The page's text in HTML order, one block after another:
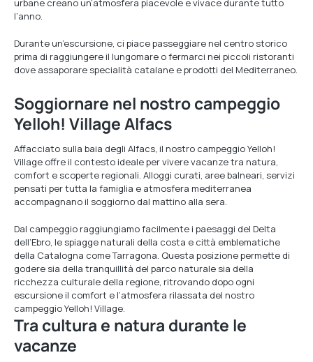
urbane creano un’atmosfera piacevole e vivace durante tutto
l’anno.
Durante un’escursione, ci piace passeggiare nel centro storico
prima di raggiungere il lungomare o fermarci nei piccoli ristoranti
dove assaporare specialità catalane e prodotti del Mediterraneo.
Soggiornare nel nostro campeggio
Yelloh! Village Alfacs
Affacciato sulla baia degli Alfacs, il nostro campeggio Yelloh!
Village offre il contesto ideale per vivere vacanze tra natura,
comfort e scoperte regionali. Alloggi curati, aree balneari, servizi
pensati per tutta la famiglia e atmosfera mediterranea
accompagnano il soggiorno dal mattino alla sera.
Dal campeggio raggiungiamo facilmente i paesaggi del Delta
dell’Ebro, le spiagge naturali della costa e città emblematiche
della Catalogna come Tarragona. Questa posizione permette di
godere sia della tranquillità del parco naturale sia della
ricchezza culturale della regione, ritrovando dopo ogni
escursione il comfort e l’atmosfera rilassata del nostro
campeggio Yelloh! Village.
Tra cultura e natura durante le
vacanze